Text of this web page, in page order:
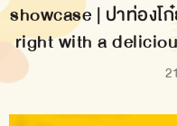
showcase | ปาท่อง
right with a